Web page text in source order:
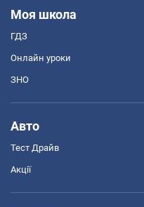
Моя школа
ГДЗ
Онлайн уроки
ЗНО
Авто
Тест Драйв
Акції